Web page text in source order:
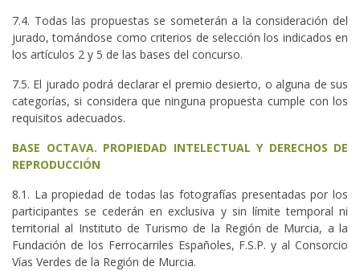
7.4. Todas las propuestas se someterán a la consideración del
jurado, tomándose como criterios de selección los indicados en
los artículos 2 y 5 de las bases del concurso.
7.5. El jurado podrá declarar el premio desierto, o alguna de sus
categorías, si considera que ninguna propuesta cumple con los
requisitos adecuados.
BASE OCTAVA. PROPIEDAD INTELECTUAL Y DERECHOS DE
REPRODUCCIÓN
8.1. La propiedad de todas las fotografías presentadas por los
participantes se cederán en exclusiva y sin límite temporal ni
territorial al Instituto de Turismo de la Región de Murcia, a la
Fundación de los Ferrocarriles Españoles, F.S.P. y al Consorcio
Vías Verdes de la Región de Murcia.